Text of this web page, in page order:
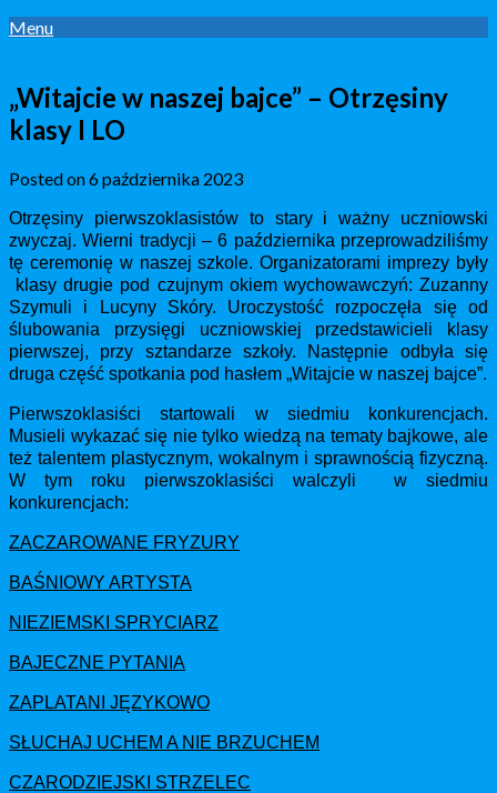
Menu
„Witajcie w naszej bajce” – Otrzęsiny
klasy I LO
Posted on 6 października 2023
Otrzęsiny pierwszoklasistów to stary i ważny uczniowski
zwyczaj. Wierni tradycji – 6 października przeprowadziliśmy
tę ceremonię w naszej szkole. Organizatorami imprezy były
klasy drugie pod czujnym okiem wychowawczyń: Zuzanny
Szymuli i Lucyny Skóry. Uroczystość rozpoczęła się od
ślubowania przysięgi uczniowskiej przedstawicieli klasy
pierwszej, przy sztandarze szkoły. Następnie odbyła się
druga część spotkania pod hasłem „Witajcie w naszej bajce”.
Pierwszoklasiści startowali w siedmiu konkurencjach.
Musieli wykazać się nie tylko wiedzą na tematy bajkowe, ale
też talentem plastycznym, wokalnym i sprawnością fizyczną.
W tym roku pierwszoklasiści walczyli w siedmiu
konkurencjach:
ZACZAROWANE FRYZURY
BAŚNIOWY ARTYSTA
NIEZIEMSKI SPRYCIARZ
BAJECZNE PYTANIA
ZAPLATANI JĘZYKOWO
SŁUCHAJ UCHEM A NIE BRZUCHEM
CZARODZIEJSKI STRZELEC